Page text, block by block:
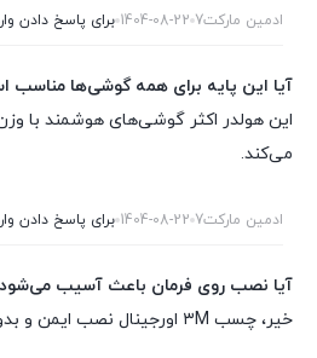
ادمین مارکت7 1404-08-22 برای پاسخ دادن
آیا این پایه برای همه گوشی‌ها مناسب
این هولدر اکثر گوشی‌های هوشمند با
می‌کند.
ادمین مارکت7 1404-08-22 برای پاسخ دادن
آیا نصب روی فرمان باعث آسیب
خیر، چسب ۳M اورجینال نصب ایمن و بدون آسیب را فراهم می‌کند.